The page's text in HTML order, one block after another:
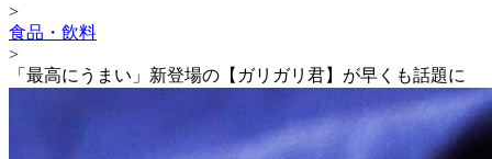
>
食品・飲料
>
「最高にうまい」新登場の【ガリガリ君】が早くも話題に